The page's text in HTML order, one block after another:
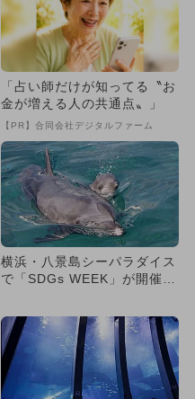
「占い師だけが知ってる〝お
金が増える人の共通点〟」
【PR】合同会社デジタルファーム
横浜・八景島シーパラダイス
で「SDGs WEEK」が開催！